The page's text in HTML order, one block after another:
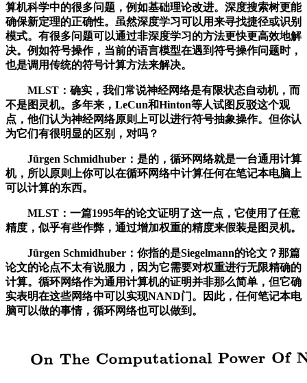
算机科学中的很多问题，例如基础理论改进。深度搜索树更能
确保新定理的正确性。虽然深度学习可以用来寻找捷径或识别
模式。有很多问题可以通过非深度学习的方法更快更高效地解
决。例如符号操作，当前的语言模型在遇到符号操作问题时，
也是调用传统的符号计算方法来解决。
MLST：确实，我们常说神经网络是有限状态自动机，而
不是图灵机。多年来，LeCun和Hinton等人试图反驳这个观
点，他们认为神经网络原则上可以进行符号抽象操作。但你认
为它们有很明显的区别，对吗？
Jürgen Schmidhuber：是的，循环网络就是一台通用计算
机，所以原则上你可以在循环网络中计算任何在笔记本电脑上
可以计算的东西。
MLST：一篇1995年的论文证明了这一点，它使用了任意
精度，似乎有些作弊，通过增加权重的精度来假装是图灵机。
Jürgen Schmidhuber：你指的是Siegelmann的论文？那篇
论文的论点不太有说服力，因为它需要对权重进行无限精确的
计算。循环网络作为通用计算机的证明并非那么简单，但它确
实表明在这些网络中可以实现NAND门。因此，任何笔记本电
脑可以做的事情，循环网络也可以做到。